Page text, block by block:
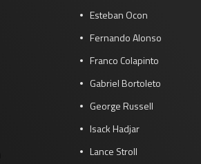
Esteban Ocon
Fernando Alonso
Franco Colapinto
Gabriel Bortoleto
George Russell
Isack Hadjar
Lance Stroll